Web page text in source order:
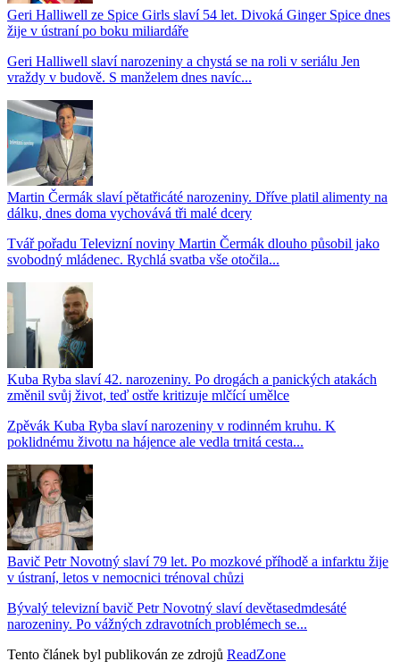
Geri Halliwell ze Spice Girls slaví 54 let. Divoká Ginger Spice dnes
žije v ústraní po boku miliardáře
Geri Halliwell slaví narozeniny a chystá se na roli v seriálu Jen
vraždy v budově. S manželem dnes navíc...
Martin Čermák slaví pětatřicáté narozeniny. Dříve platil alimenty na
dálku, dnes doma vychovává tři malé dcery
Tvář pořadu Televizní noviny Martin Čermák dlouho působil jako
svobodný mládenec. Rychlá svatba vše otočila...
Kuba Ryba slaví 42. narozeniny. Po drogách a panických atakách
změnil svůj život, teď ostře kritizuje mlčící umělce
Zpěvák Kuba Ryba slaví narozeniny v rodinném kruhu. K
poklidnému životu na hájence ale vedla trnitá cesta...
Bavič Petr Novotný slaví 79 let. Po mozkové příhodě a infarktu žije
v ústraní, letos v nemocnici trénoval chůzi
Bývalý televizní bavič Petr Novotný slaví devětasedmdesáté
narozeniny. Po vážných zdravotních problémech se...
Tento článek byl publikován ze zdrojů ReadZone